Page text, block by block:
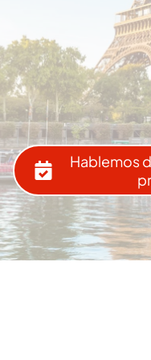
Hablemos